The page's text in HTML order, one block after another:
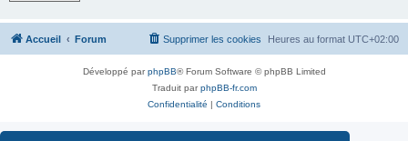
Accueil Forum Heures au format UTC+02:00
Supprimer les cookies
Développé parphpBB® Forum Software © phpBB Limited
Traduit parphpBB-fr.com
Confidentialité | Conditions